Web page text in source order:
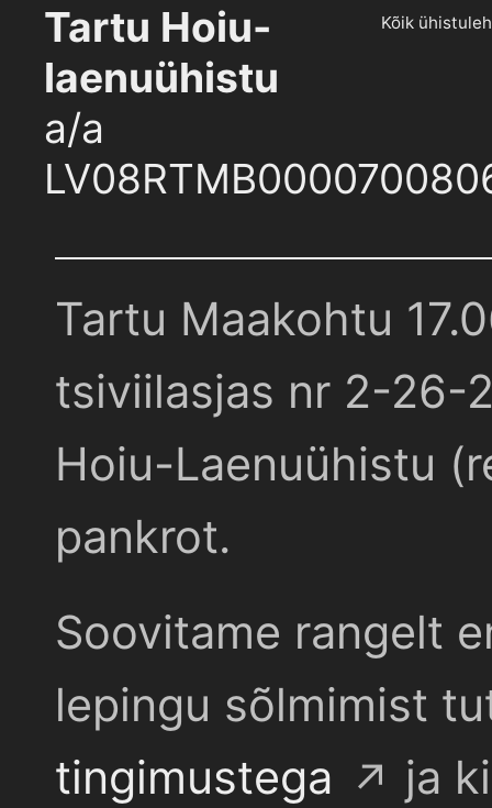
Tartu Hoiu-
laenuühistu
a/a
Kõik
Tartu Maakohtu
tsiviilasjas nr 2-26-
Hoiu-Laenuühistu
pankrot.
Soovitame rangelt
lepingu sõlmimist
tingimustega
ja